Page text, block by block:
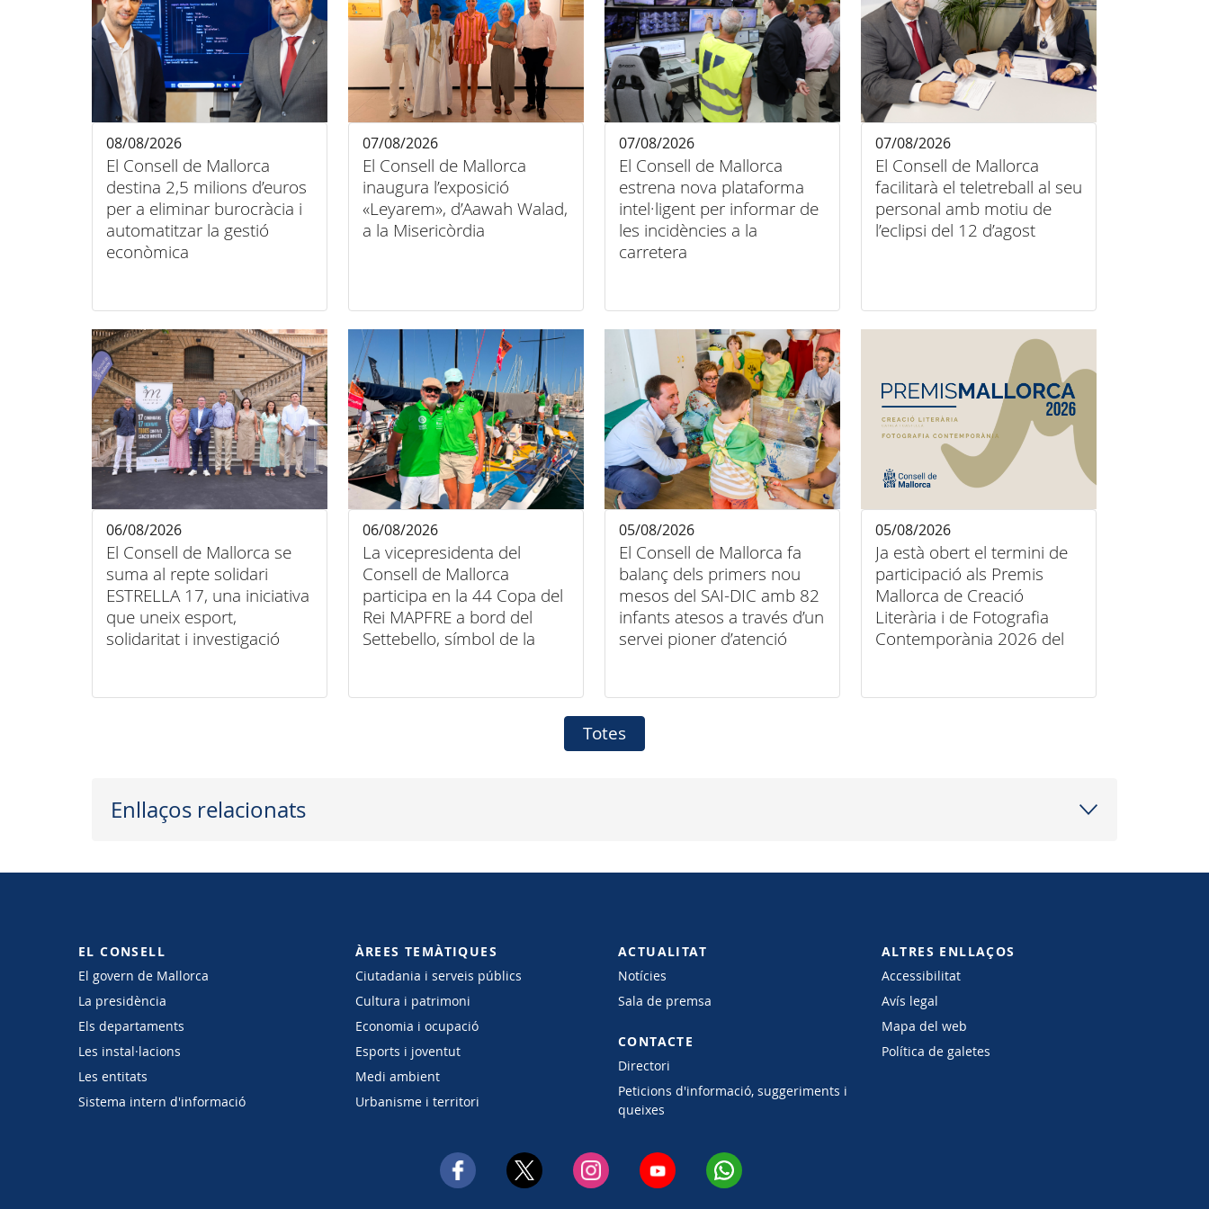
El Consell de Mallorca
destina 2,5 milions d’euros
per a eliminar burocràcia i
automatitzar la gestió
econòmica
08/08/2026
El Consell de Mallorca
inaugura l’exposició
«Leyarem», d’Aawah Walad,
a la Misericòrdia
07/08/2026
El Consell de Mallorca
estrena nova plataforma
intel·ligent per informar de
les incidències a la
carretera
07/08/2026
El Consell de Mallorca
facilitarà el teletreball al seu
personal amb motiu de
l’eclipsi del 12 d’agost
07/08/2026
El Consell de Mallorca se
suma al repte solidari
ESTRELLA 17, una iniciativa
que uneix esport,
solidaritat i investigació
06/08/2026
La vicepresidenta del
Consell de Mallorca
participa en la 44 Copa del
Rei MAPFRE a bord del
Settebello, símbol de la
06/08/2026
El Consell de Mallorca fa
balanç dels primers nou
mesos del SAI-DIC amb 82
infants atesos a través d’un
servei pioner d’atenció
05/08/2026
Ja està obert el termini de
participació als Premis
Mallorca de Creació
Literària i de Fotografia
Contemporània 2026 del
05/08/2026
Totes
Enllaços relacionats
EL CONSELL
El govern de Mallorca
La presidència
Els departaments
Les instal·lacions
Les entitats
Sistema intern d'informació
ÀREES TEMÀTIQUES
Ciutadania i serveis públics
Cultura i patrimoni
Economia i ocupació
Esports i joventut
Medi ambient
Urbanisme i territori
ACTUALITAT
Notícies
Sala de premsa
CONTACTE
Directori
Peticions d'informació, suggeriments i
queixes
ALTRES ENLLAÇOS
Accessibilitat
Avís legal
Mapa del web
Política de galetes